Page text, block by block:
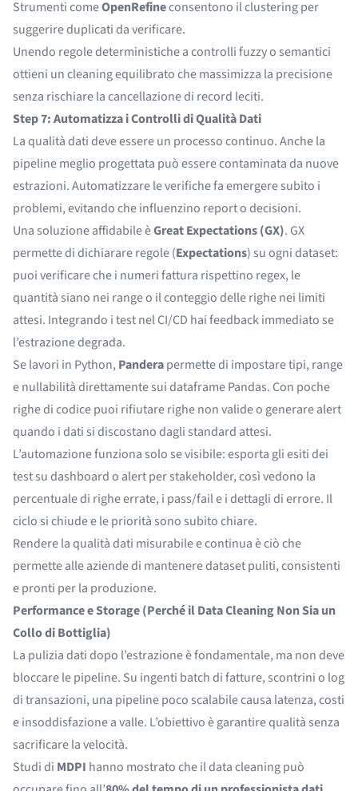
Strumenti comeOpenRefineconsentono il clustering per
suggerire duplicati da verificare.
Unendo regole deterministiche a controlli fuzzy o semantici
ottieni un cleaning equilibrato che massimizza la precisione
senza rischiare la cancellazione di record leciti.
Step 7: Automatizza i Controlli di Qualità Dati
La qualità dati deve essere un processo continuo. Anche la
pipeline meglio progettata può essere contaminata da nuove
estrazioni. Automatizzare le verifiche fa emergere subito i
problemi, evitando che influenzino report o decisioni.
Una soluzione affidabile èGreat Expectations (GX). GX
permette di dichiarare regole (Expectations) su ogni dataset:
puoi verificare che i numeri fattura rispettino regex, le
quantità siano nei range o il conteggio delle righe nei limiti
attesi. Integrando i test nel CI/CD hai feedback immediato se
l’estrazione degrada.
Se lavori in Python, Panderapermette di impostare tipi, range
e nullabilità direttamente sui dataframe Pandas. Con poche
righe di codice puoi rifiutare righe non valide o generare alert
quando i dati si discostano dagli standard attesi.
L’automazione funziona solo se visibile: esporta gli esiti dei
test su dashboard o alert per stakeholder, così vedono la
percentuale di righe errate, i pass/fail e i dettagli di errore. Il
ciclo si chiude e le priorità sono subito chiare.
Rendere la qualità dati misurabile e continua è ciò che
permette alle aziende di mantenere dataset puliti, consistenti
e pronti per la produzione.
Performance e Storage (Perché il Data Cleaning Non Sia un
Collo di Bottiglia)
La pulizia dati dopo l’estrazione è fondamentale, ma non deve
bloccare le pipeline. Su ingenti batch di fatture, scontrini o log
di transazioni, una pipeline poco scalabile causa latenza, costi
e insoddisfazione a valle. L’obiettivo è garantire qualità senza
sacrificare la velocità.
Studi di MDPI hanno mostrato che il data cleaning può